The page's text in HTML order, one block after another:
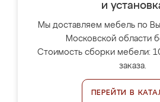
и
Мы доставляем мебель по
Московской области
Стоимость сборки мебели:
заказа.
ПЕРЕЙТИ В